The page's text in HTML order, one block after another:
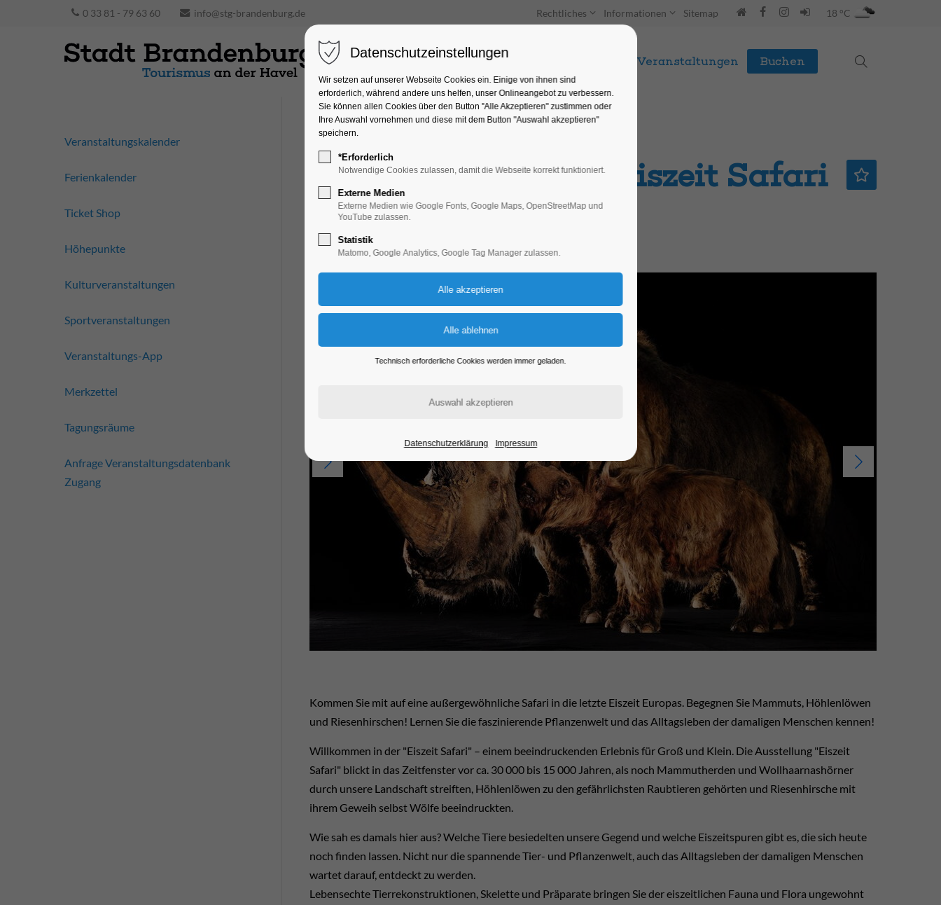
0 33 81 - 79 63 60 info@stg-brandenburg.de Rechtliches Informationen Sitemap 18 °C
Unterkünfte Entdecken & Erleben Veranstaltungen Buchen
Sonderausstellung Eiszeit Safari
Ausstellung
21.02.2025, 10:00–17:00
Kommen Sie mit auf eine außergewöhnliche Safari in die letzte Eiszeit Europas. Begegnen Sie Mammuts, Höhlenlöwen
und Riesenhirschen! Lernen Sie die faszinierende Pflanzenwelt und das Alltagsleben der damaligen Menschen kennen!
Willkommen in der "Eiszeit Safari" – einem beeindruckenden Erlebnis für Groß und Klein. Die Ausstellung "Eiszeit
Safari" blickt in das Zeitfenster vor ca. 30 000 bis 15 000 Jahren, als noch Mammutherden und Wollhaarnashörner
durch unsere Landschaft streiften, Höhlenlöwen zu den gefährlichsten Raubtieren gehörten und Riesenhirsche mit
ihrem Geweih selbst Wölfe beeindruckten.
Wie sah es damals hier aus? Welche Tiere besiedelten unsere Gegend und welche Eiszeitspuren gibt es, die sich heute
noch finden lassen. Nicht nur die spannende Tier- und Pflanzenwelt, auch das Alltagsleben der damaligen Menschen
wartet darauf, entdeckt zu werden.
Lebensechte Tierrekonstruktionen, Skelette und Präparate bringen Sie der eiszeitlichen Fauna und Flora ungewohnt
Veranstaltungskalender
Ferienkalender
Ticket Shop
Höhepunkte
Kulturveranstaltungen
Sportveranstaltungen
Veranstaltungs-App
Merkzettel
Tagungsräume
Anfrage Veranstaltungsdatenbank
Zugang
Datenschutzeinstellungen
Wir setzen auf unserer Webseite Cookies ein. Einige von ihnen sind
erforderlich, während andere uns helfen, unser Onlineangebot zu verbessern.
Sie können allen Cookies über den Button "Alle Akzeptieren" zustimmen oder
Ihre Auswahl vornehmen und diese mit dem Button "Auswahl akzeptieren"
speichern.
*Erforderlich
Notwendige Cookies zulassen, damit die Webseite korrekt funktioniert.
Externe Medien
Externe Medien wie Google Fonts, Google Maps, OpenStreetMap und
YouTube zulassen.
Statistik
Matomo, Google Analytics, Google Tag Manager zulassen.
Technisch erforderliche Cookies werden immer geladen.
Datenschutzerklärung Impressum